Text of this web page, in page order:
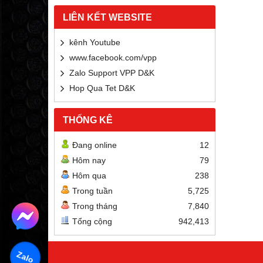
LIÊN KẾT WEBSITE
kênh Youtube
www.facebook.com/vpp
Zalo Support VPP D&K
Hop Qua Tet D&K
THỐNG KÊ
Đang online
12
Hôm nay
79
Hôm qua
238
Trong tuần
5,725
Trong tháng
7,840
Tổng cộng
942,413
Zalo